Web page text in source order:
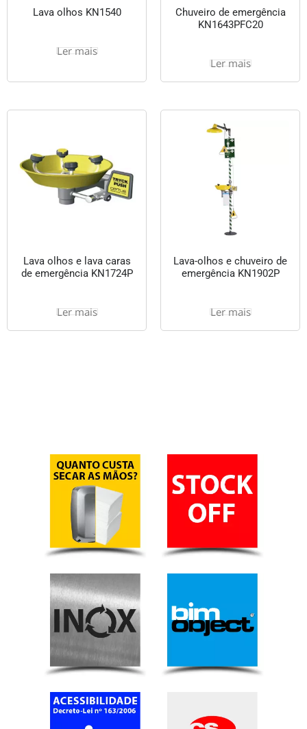
Lava olhos KN1540
Ler mais
Chuveiro de emergência
KN1643PFC20
Ler mais
Lava olhos e lava caras
de emergência KN1724P
Ler mais
Lava-olhos e chuveiro de
emergência KN1902P
Ler mais